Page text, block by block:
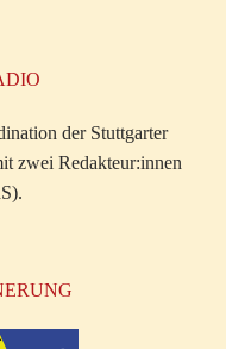
der Stuttgarter
zwei Redakteur:innen